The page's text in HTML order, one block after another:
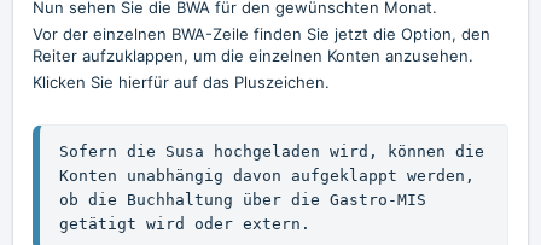
Nun sehen Sie die BWA für den gewünschten Monat.
Vor der einzelnen BWA-Zeile finden Sie jetzt die Option, den
Reiter aufzuklappen, um die einzelnen Konten anzusehen.
Klicken Sie hierfür auf das Pluszeichen.
Sofern die Susa hochgeladen wird, können die
Konten unabhängig davon aufgeklappt werden,
ob die Buchhaltung über die Gastro-MIS
getätigt wird oder extern.